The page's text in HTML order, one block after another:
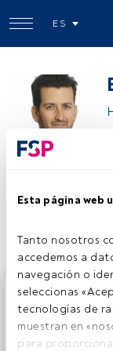
Esta página web
Tanto nosotros
accedemos a
navegación o
seleccionas
tecnologías de
muestran en
para
ES
Compartir:
Este es un
de FundsPeople.
botón Login. Si
registrarte y